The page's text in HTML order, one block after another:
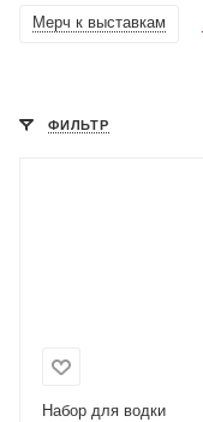
Мерч к выставкам
ФИЛЬТР
Набор для водки